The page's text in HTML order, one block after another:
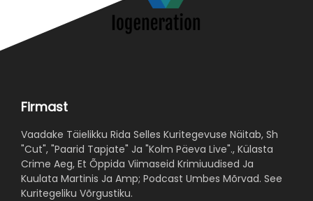
Firmast
Vaadake Täielikku Rida Selles Kuritegevuse Näitab, Sh
"Cut", "Paarid Tapjate" Ja "Kolm Päeva Live"., Külasta
Crime Aeg, Et Õppida Viimaseid Krimiuudised Ja
Kuulata Martinis Ja Amp; Podcast Umbes Mõrvad. See
Kuritegeliku Võrgustiku.